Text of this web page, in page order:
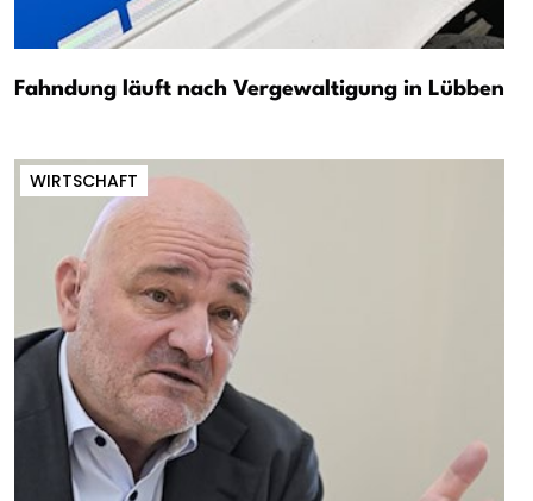
Fahndung läuft nach Vergewaltigung in Lübben
WIRTSCHAFT